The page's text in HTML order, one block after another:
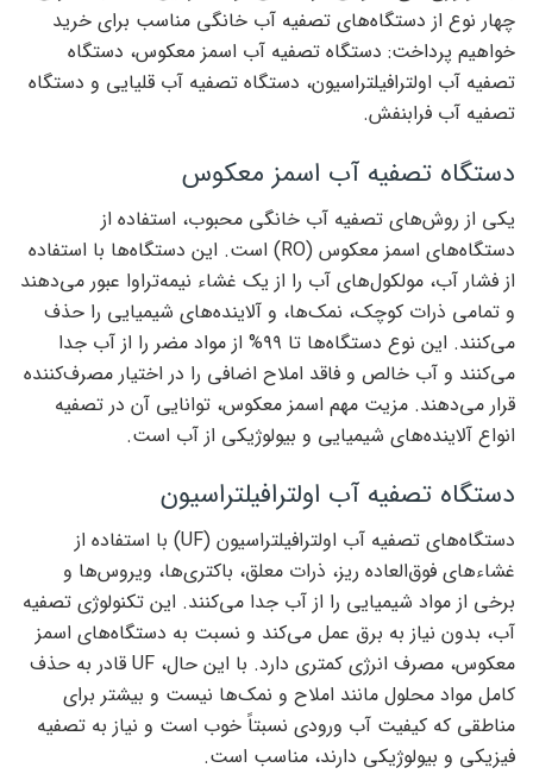
چهار نوع از دستگاه‌های تصفیه آب خانگی مناسب برای خرید
خواهیم پرداخت: دستگاه تصفیه آب اسمز معکوس، دستگاه
تصفیه آب اولترافیلتراسیون، دستگاه تصفیه آب قلیایی و دستگاه
تصفیه آب فرابنفش.
دستگاه تصفیه آب اسمز معکوس
یکی از روش‌های تصفیه آب خانگی محبوب، استفاده از
دستگاه‌های اسمز معکوس (RO) است. این دستگاه‌ها با استفاده
از فشار آب، مولکول‌های آب را از یک غشاء نیمه‌تراوا عبور می‌دهند
و تمامی ذرات کوچک، نمک‌ها، و آلاینده‌های شیمیایی را حذف
می‌کنند. این نوع دستگاه‌ها تا ۹۹% از مواد مضر را از آب جدا
می‌کنند و آب خالص و فاقد املاح اضافی را در اختیار مصرف‌کننده
قرار می‌دهند. مزیت مهم اسمز معکوس، توانایی آن در تصفیه
انواع آلاینده‌های شیمیایی و بیولوژیکی از آب است.
دستگاه تصفیه آب اولترافیلتراسیون
دستگاه‌های تصفیه آب اولترافیلتراسیون (UF) با استفاده از
غشاءهای فوق‌العاده ریز، ذرات معلق، باکتری‌ها، ویروس‌ها و
برخی از مواد شیمیایی را از آب جدا می‌کنند. این تکنولوژی تصفیه
آب، بدون نیاز به برق عمل می‌کند و نسبت به دستگاه‌های اسمز
معکوس، مصرف انرژی کمتری دارد. با این حال، UF قادر به حذف
کامل مواد محلول مانند املاح و نمک‌ها نیست و بیشتر برای
مناطقی که کیفیت آب ورودی نسبتاً خوب است و نیاز به تصفیه
فیزیکی و بیولوژیکی دارند، مناسب است.